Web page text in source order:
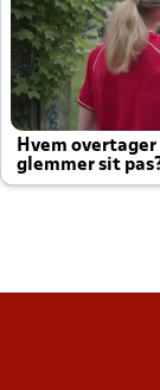
Hvem
glemmer sit
altid til efter